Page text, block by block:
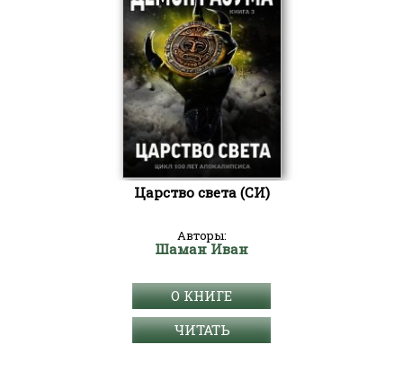
Царство света (СИ)
Авторы:
Шаман Иван
О КНИГЕ
ЧИТАТЬ